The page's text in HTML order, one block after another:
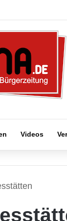
Videos